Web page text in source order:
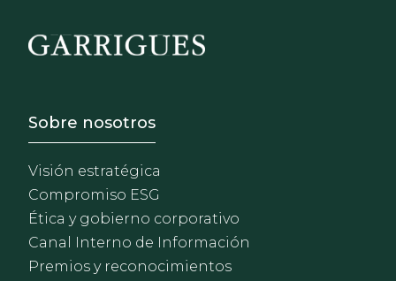
Footer - Sobre Nosotros
Sobre nosotros
Visión estratégica
Compromiso ESG
Ética y gobierno corporativo
Canal Interno de Información
Premios y reconocimientos